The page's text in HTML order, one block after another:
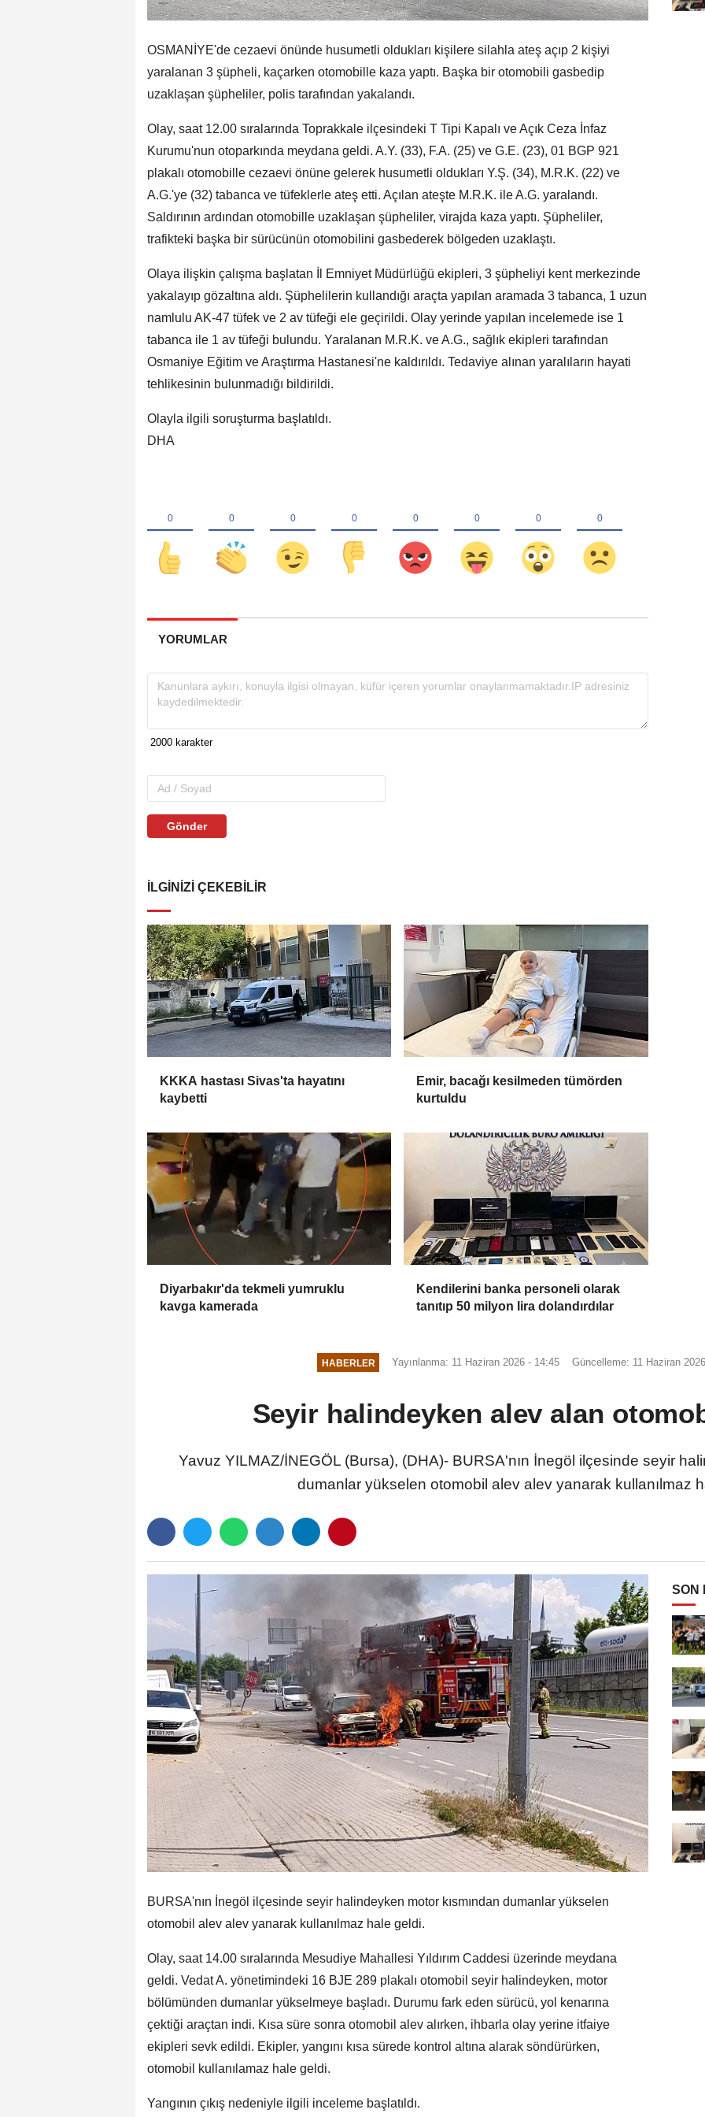
OSMANİYE'de cezaevi önünde husumetli oldukları kişilere silahla ateş açıp 2 kişiyi
yaralanan 3 şüpheli, kaçarken otomobille kaza yaptı. Başka bir otomobili gasbedip
uzaklaşan şüpheliler, polis tarafından yakalandı.
Olay, saat 12.00 sıralarında Toprakkale ilçesindeki T Tipi Kapalı ve Açık Ceza İnfaz
Kurumu'nun otoparkında meydana geldi. A.Y. (33), F.A. (25) ve G.E. (23), 01 BGP 921
plakalı otomobille cezaevi önüne gelerek husumetli oldukları Y.Ş. (34), M.R.K. (22) ve
A.G.'ye (32) tabanca ve tüfeklerle ateş etti. Açılan ateşte M.R.K. ile A.G. yaralandı.
Saldırının ardından otomobille uzaklaşan şüpheliler, virajda kaza yaptı. Şüpheliler,
trafikteki başka bir sürücünün otomobilini gasbederek bölgeden uzaklaştı.
Olaya ilişkin çalışma başlatan İl Emniyet Müdürlüğü ekipleri, 3 şüpheliyi kent merkezinde
yakalayıp gözaltına aldı. Şüphelilerin kullandığı araçta yapılan aramada 3 tabanca, 1 uzun
namlulu AK-47 tüfek ve 2 av tüfeği ele geçirildi. Olay yerinde yapılan incelemede ise 1
tabanca ile 1 av tüfeği bulundu. Yaralanan M.R.K. ve A.G., sağlık ekipleri tarafından
Osmaniye Eğitim ve Araştırma Hastanesi'ne kaldırıldı. Tedaviye alınan yaralıların hayati
tehlikesinin bulunmadığı bildirildi.
Olayla ilgili soruşturma başlatıldı.
DHA
YORUMLAR
Gönder
İLGINIZI ÇEKEBILIR
KKKA hastası Sivas'ta hayatını
kaybetti
Emir, bacağı kesilmeden tümörden
kurtuldu
Diyarbakır'da tekmeli yumruklu
kavga kamerada
Kendilerini banka personeli olarak
tanıtıp 50 milyon lira dolandırdılar
HABERLER Yayınlanma: 11 Haziran 2026 - 14:45 Güncelleme: 11 Haziran
Seyir halindeyken alev alan
Yavuz YILMAZ/İNEGÖL (Bursa), (DHA)- BURSA'nın İnegöl ilçesinde seyir
dumanlar yükselen otomobil alev alev yanarak kullanılmaz
BURSA'nın İnegöl ilçesinde seyir halindeyken motor kısmından dumanlar yükselen
otomobil alev alev yanarak kullanılmaz hale geldi.
Olay, saat 14.00 sıralarında Mesudiye Mahallesi Yıldırım Caddesi üzerinde meydana
geldi. Vedat A. yönetimindeki 16 BJE 289 plakalı otomobil seyir halindeyken, motor
bölümünden dumanlar yükselmeye başladı. Durumu fark eden sürücü, yol kenarına
çektiği araçtan indi. Kısa süre sonra otomobil alev alırken, ihbarla olay yerine itfaiye
ekipleri sevk edildi. Ekipler, yangını kısa sürede kontrol altına alarak söndürürken,
otomobil kullanılamaz hale geldi.
Yangının çıkış nedeniyle ilgili inceleme başlatıldı.
SON